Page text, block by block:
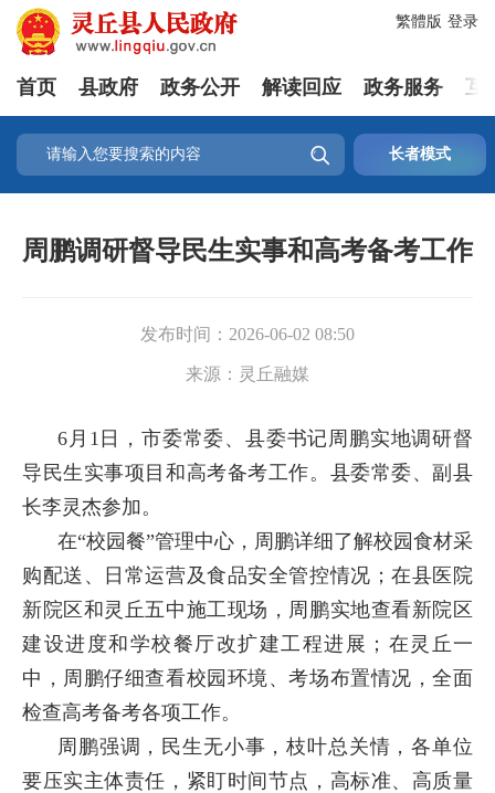
登录
繁體版
首页 县政府 政务公开 解读回应 政务服务 互
 长者模式
周鹏调研督导民生实事和高考备考工作
发布时间： 2026-06-02 08:50
来源： 灵丘融媒
6月1日，市委常委、县委书记周鹏实地调研督
导民生实事项目和高考备考工作。县委常委、副县
长李灵杰参加。
在“校园餐”管理中心，周鹏详细了解校园食材采
购配送、日常运营及食品安全管控情况；在县医院
新院区和灵丘五中施工现场，周鹏实地查看新院区
建设进度和学校餐厅改扩建工程进展；在灵丘一
中，周鹏仔细查看校园环境、考场布置情况，全面
检查高考备考各项工作。
周鹏强调，民生无小事，枝叶总关情，各单位
要压实主体责任，紧盯时间节点，高标准、高质量